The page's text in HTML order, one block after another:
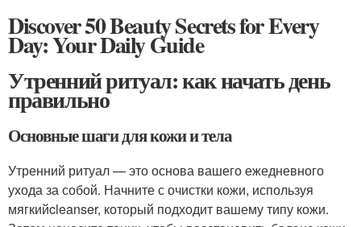
Discover 50 Beauty Secrets for Every
Day: Your Daily Guide
Утренний ритуал: как начать день
правильно
Основные шаги для кожи и тела
Утренний ритуал — это основа вашего ежедневного
ухода за собой. Начните с очистки кожи, используя
мягкийcleanser, который подходит вашему типу кожи.